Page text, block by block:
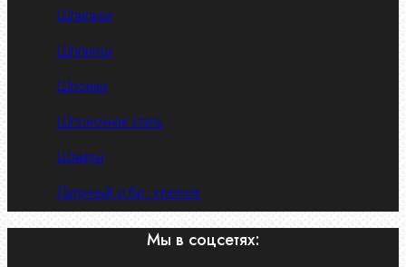
Шпильки
Шплинты
Шпонки
Шпоночная сталь
Штифты
Латунный и бр. крепеж
Мы в соцсетях: